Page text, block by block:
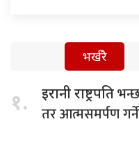
भर्खरै
१. इरानी राष्ट्रपति
तर आत्मसमर्पण